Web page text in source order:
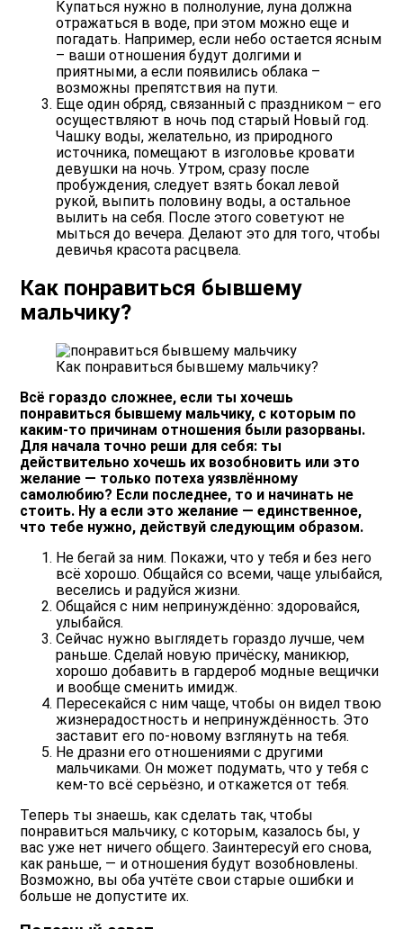
Купаться нужно в полнолуние, луна должна
отражаться в воде, при этом можно еще и
погадать. Например, если небо остается ясным
– ваши отношения будут долгими и
приятными, а если появились облака –
возможны препятствия на пути.
Еще один обряд, связанный с праздником – его
осуществляют в ночь под старый Новый год.
Чашку воды, желательно, из природного
источника, помещают в изголовье кровати
девушки на ночь. Утром, сразу после
пробуждения, следует взять бокал левой
рукой, выпить половину воды, а остальное
вылить на себя. После этого советуют не
мыться до вечера. Делают это для того, чтобы
девичья красота расцвела.
Как понравиться бывшему
мальчику?
Как понравиться бывшему мальчику?
Всё гораздо сложнее, если ты хочешь
понравиться бывшему мальчику, с которым по
каким-то причинам отношения были разорваны.
Для начала точно реши для себя: ты
действительно хочешь их возобновить или это
желание — только потеха уязвлённому
самолюбию? Если последнее, то и начинать не
стоить. Ну а если это желание — единственное,
что тебе нужно, действуй следующим образом.
Не бегай за ним. Покажи, что у тебя и без него
всё хорошо. Общайся со всеми, чаще улыбайся,
веселись и радуйся жизни.
Общайся с ним непринуждённо: здоровайся,
улыбайся.
Сейчас нужно выглядеть гораздо лучше, чем
раньше. Сделай новую причёску, маникюр,
хорошо добавить в гардероб модные вещички
и вообще сменить имидж.
Пересекайся с ним чаще, чтобы он видел твою
жизнерадостность и непринуждённость. Это
заставит его по-новому взглянуть на тебя.
Не дразни его отношениями с другими
мальчиками. Он может подумать, что у тебя с
кем-то всё серьёзно, и откажется от тебя.
Теперь ты знаешь, как сделать так, чтобы
понравиться мальчику, с которым, казалось бы, у
вас уже нет ничего общего. Заинтересуй его снова,
как раньше, — и отношения будут возобновлены.
Возможно, вы оба учтёте свои старые ошибки и
больше не допустите их.